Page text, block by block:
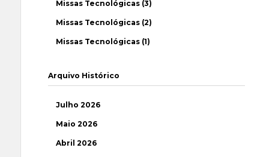
Missas Tecnológicas (3)
Missas Tecnológicas (2)
Missas Tecnológicas (1)
Arquivo Histórico
Julho 2026
Maio 2026
Abril 2026